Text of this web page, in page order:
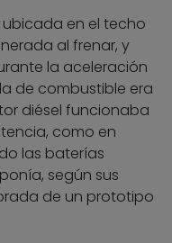
en el techo
al frenar, y
la aceleración
de combustible era
diésel funcionaba
como en
las baterías
según sus
de un prototipo